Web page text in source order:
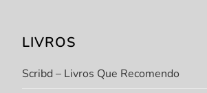
LIVROS
Scribd – Livros Que Recomendo